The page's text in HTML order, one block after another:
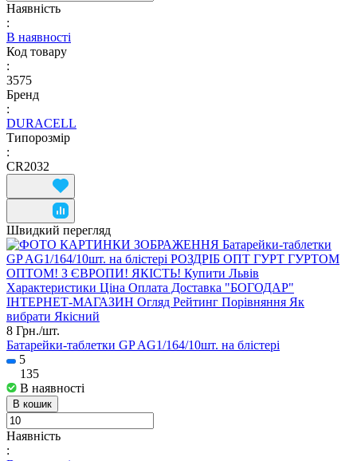
Наявність
:
В наявності
Код товару
:
3575
Бренд
:
DURACELL
Типорозмір
:
CR2032
Швидкий перегляд
8 Грн./шт.
Батарейки-таблетки GP AG1/164/10шт. на блістері
5
135
В наявності
В кошик
Наявність
: